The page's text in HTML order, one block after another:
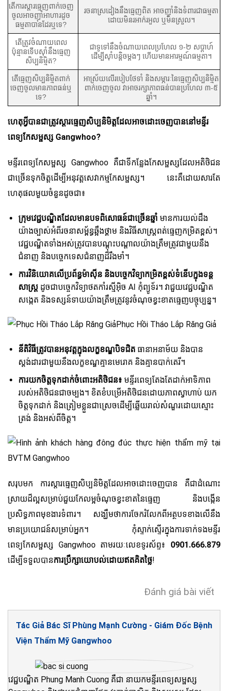
តើ​ការ​ស្តារ​ធ្មេញ​ពាក់​ចេញ​
ចូល​អាច​ញ៉ាំ​អាហារ​ដូច​
ធម្មតា​បាន​ដែរ​ឬ​ទេ?
រចនា​ស្រដៀង​នឹង​ធ្មេញ​ពិត អាច​ញ៉ាំ​និង​ទំពារ​ជា​ធម្មតា​
ដោយ​មិន​រអាក់រអួល ឬ​មិន​ស្រួល។
តើ​ត្រូវ​ចំណាយ​ពេល​
ប៉ុន្មាន​ទើប​ស៊ាំ​នឹង​ធ្មេញ​
សិប្បនិម្មិត?
ជា​ទូទៅ​នឹង​ចំណាយ​ពេល​ប្រហែល ១-២ សប្តាហ៍
ដើម្បី​ស៊ាំ​បន្តិច​ម្តងៗ ហើយ​មាន​អារម្មណ៍​ធម្មតា។
តើ​ធ្មេញ​សិប្បនិម្មិត​ពាក់​
ចេញ​ចូល​មាន​ភាព​ធន់​ឬ​
ទេ?
អាស្រ័យ​លើ​របៀប​ថែទាំ និង​សម្ភារៈ​នៃ​ធ្មេញ​សិប្បនិម្មិត​
ពាក់​ចេញ​ចូល វា​អាច​រក្សា​ភាព​ធន់​បាន​ប្រហែល ៣-៥
ឆ្នាំ។
ហេតុអ្វីបានជាត្រូវស្តារធ្មេញសិប្បនិមិត្តដែលអាចដោះចេញបាននៅមន្ទីរ
ពេទ្យកែសម្ផស្ស Gangwhoo?
មន្ទីរពេទ្យកែសម្ផស្ស Gangwhoo គឺជាទីកន្លែងកែសម្ផស្សដែលអតិថិជន
ជាច្រើនទុកចិត្តដើម្បីអនុវត្តសេវាកម្មកែសម្ផស្ស។ នេះគឺដោយសារតែ
ហេតុផលមួយចំនួនដូចជា៖
ក្រុមវេជ្ជបណ្ឌិតដែលមានបទពិសោធន៍ជាច្រើនឆ្នាំ មានការយល់ដឹង
យ៉ាងច្បាស់អំពី​រចនាសម្ព័ន្ធ​ឆ្អឹងថ្គាម និងវិធីសាស្រ្តពត់ធ្មេញកម្រិតខ្ពស់។
វេជ្ជបណ្ឌិតទាំងអស់ត្រូវបានបណ្តុះបណ្តាលយ៉ាងត្រឹមត្រូវជាមួយនឹង
ជំនាញ និងបច្ចេកទេសជំនាញដ៏រឹងមាំ។
ការវិនិយោគលើប្រព័ន្ធម៉ាស៊ីន និងបច្ចេកវិទ្យាកម្រិតខ្ពស់ទំនើបក្នុងទន្ត
សាស្ត្រដូចជាបច្ចេកវិទ្យាថតកាំរស្មីអ៊ិច AI កុំព្យូទ័រ។ វាជួយវេជ្ជបណ្ឌិត
សង្កេត និងទស្សន៍ទាយយ៉ាងត្រឹមត្រូវនូវចំណុចខ្វះខាតធ្មេញបច្ចុប្បន្ន។
នីតិវិធីត្រូវបានអនុវត្តក្នុងលក្ខខណ្ឌបិទជិតធានាអនាម័យ និងបាន
ស្តង់ដារជាមួយនឹងលក្ខខណ្ឌគ្មានមេរោគ និងគ្មានបាក់តេរី។
ការយកចិត្តទុកដាក់ចំពោះអតិថិជន៖ មន្ទីរពេទ្យតែងតែដាក់អាទិភាព
របស់អតិថិជនជាចម្បង។ ខិតខំបម្រើអតិថិជនដោយភាពស្វាហាប់ យក
ចិត្តទុកដាក់ និងត្រៀមខ្លួនជាស្រេចដើម្បីឆ្លើយរាល់សំណួរដោយស្មោះ
ត្រង់ និងអស់ពីចិត្ត។
សរុបមក ការស្តារធ្មេញសិប្បនិមិត្តដែលអាចដោះចេញបាន គឺជាដំណោះ
ស្រាយដ៏ល្អសម្រាប់ជួយកែលម្អចំណុចខ្វះខាតនៃធ្មេញ និងបង្កើន
ប្រសិទ្ធភាពមុខងារទំពារ។ សង្ឃឹមថាការចែករំលែកពីអត្ថបទខាងលើនឹង
មានប្រយោជន៍សម្រាប់អ្នក។ កុំស្ទាក់ស្ទើរក្នុងការទាក់ទងមន្ទីរ
ពេទ្យកែសម្ផស្ស Gangwhoo តាមរយៈលេខទូរស័ព្ទ៖ 0901.666.879
ដើម្បីទទួលបានការប្រឹក្សាយោបល់ដោយឥតគិតថ្លៃ!
Đánh giá bài viết
Tác Giả Bác Sĩ Phùng Mạnh Cường - Giám Đốc Bệnh
Viện Thẩm Mỹ Gangwhoo
វេជ្ជបណ្ឌិត Phung Manh Cuong គឺជា នាយកមន្ទីរពេទ្យសម្ផស្ស